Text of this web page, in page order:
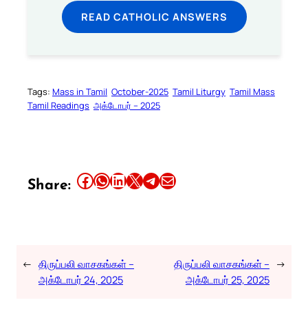
READ CATHOLIC ANSWERS
Tags: Mass in Tamil October-2025 Tamil Liturgy Tamil Mass
Tamil Readings அக்டோபர் – 2025
Share: Share this article on Facebook Share this article on WhatsApp Share this article on LinkedIn Share this article on X Share this article on TelegramEmail this Article
← திருப்பலி வாசகங்கள் –
அக்டோபர் 24, 2025
திருப்பலி வாசகங்கள் –
அக்டோபர் 25, 2025
→